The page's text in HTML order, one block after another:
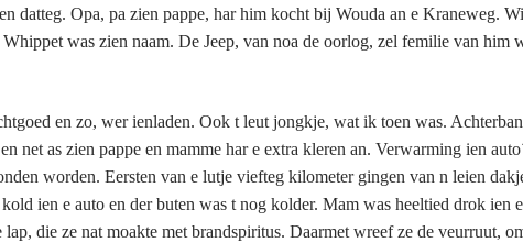
datteg. Opa, pa zien pappe, har him kocht bij Wouda an e Kraneweg.
was zien naam. De Jeep, van noa de oorlog, zel femilie van him
en zo, wer ienladen. Ook t leut jongkje, wat ik toen was.
net as zien pappe en mamme har e extra kleren an. Verwarming ien
worden. Eersten van e lutje viefteg kilometer gingen van n leien
ien e auto en der buten was t nog kolder. Mam was heeltied drok ien
lap, die ze nat moakte met brandspiritus. Daarmet wreef ze de veurruut,